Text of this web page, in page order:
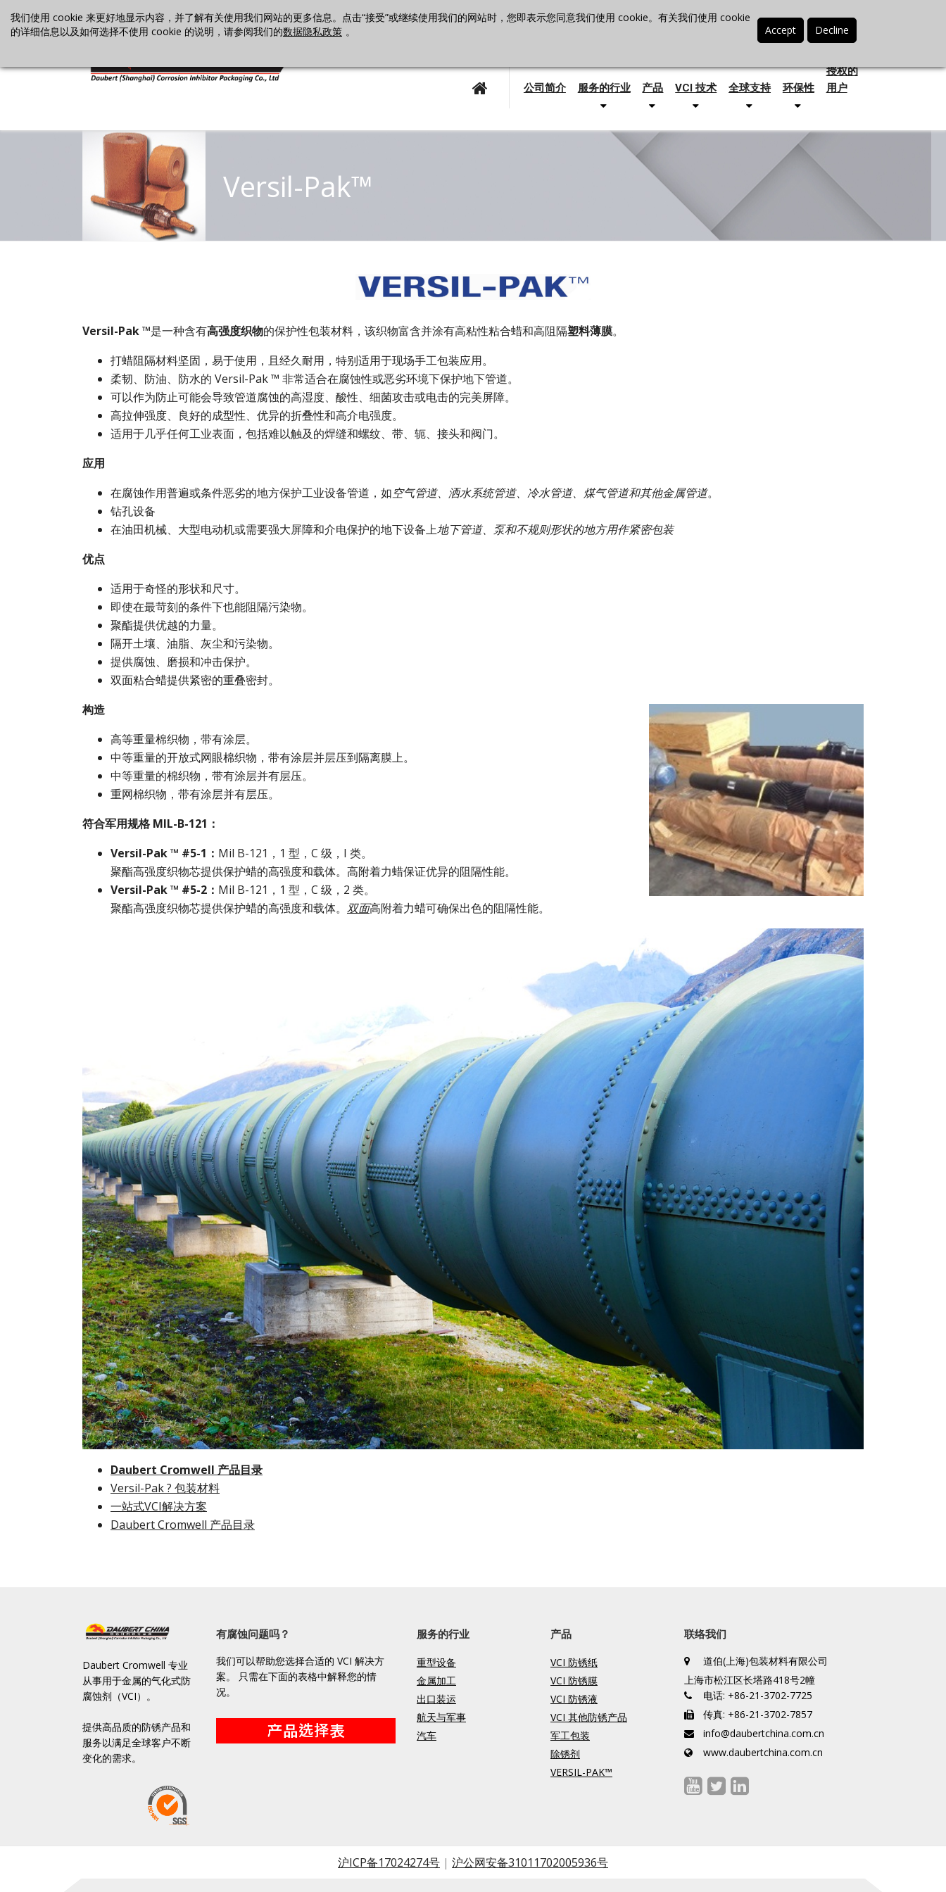
我们使用 cookie 来更好地显示内容，并了解有关使用我们网站的更多信息。点击“接受”或继续使用我们的网站时，您即表示您同意我们使用 cookie。有关我们使用 cookie
的详细信息以及如何选择不使用 cookie 的说明，请参阅我们的数据隐私政策 。
联络我们 搜索 最新消息
公司简介 服务的行业 产品 VCI 技术 全球支持 环保性
授权的
用户
Versil-Pak™
Versil-Pak ™是一种含有高强度织物的保护性包装材料，该织物富含并涂有高粘性粘合蜡和高阻隔塑料薄膜。
打蜡阻隔材料坚固，易于使用，且经久耐用，特别适用于现场手工包装应用。
柔韧、防油、防水的 Versil-Pak ™ 非常适合在腐蚀性或恶劣环境下保护地下管道。
可以作为防止可能会导致管道腐蚀的高湿度、酸性、细菌攻击或电击的完美屏障。
高拉伸强度、良好的成型性、优异的折叠性和高介电强度。
适用于几乎任何工业表面，包括难以触及的焊缝和螺纹、带、轭、接头和阀门。
应用
在腐蚀作用普遍或条件恶劣的地方保护工业设备管道，如空气管道、洒水系统管道、冷水管道、煤气管道和其他金属管道。
钻孔设备
在油田机械、大型电动机或需要强大屏障和介电保护的地下设备上地下管道、泵和不规则形状的地方用作紧密包装
优点
适用于奇怪的形状和尺寸。
即使在最苛刻的条件下也能阻隔污染物。
聚酯提供优越的力量。
隔开土壤、油脂、灰尘和污染物。
提供腐蚀、磨损和冲击保护。
双面粘合蜡提供紧密的重叠密封。
构造
高等重量棉织物，带有涂层。
中等重量的开放式网眼棉织物，带有涂层并层压到隔离膜上。
中等重量的棉织物，带有涂层并有层压。
重网棉织物，带有涂层并有层压。
符合军用规格 MIL-B-121：
Versil-Pak ™ #5-1： Mil B-121，1 型，C 级，I 类。
聚酯高强度织物芯提供保护蜡的高强度和载体。高附着力蜡保证优异的阻隔性能。
Versil-Pak ™ #5-2： Mil B-121，1 型，C 级，2 类。
聚酯高强度织物芯提供保护蜡的高强度和载体。 双面高附着力蜡可确保出色的阻隔性能。
Daubert Cromwell 产品目录
Versil-Pak ? 包装材料
一站式VCI解决方案
Daubert Cromwell 产品目录
Daubert Cromwell 专业
从事用于金属的气化式防
腐蚀剂（VCI）。
提供高品质的防锈产品和
服务以满足全球客户不断
变化的需求。
有腐蚀问题吗？
我们可以帮助您选择合适的 VCI 解决方
案。 只需在下面的表格中解释您的情
况。
服务的行业
重型设备
金属加工
出口装运
航天与军事
汽车
产品
VCI 防锈纸
VCI 防锈膜
VCI 防锈液
VCI 其他防锈产品
军工包装
除锈剂
VERSIL-PAK™
联络我们
道伯(上海)包装材料有限公司
上海市松江区长塔路418号2幢
电话: +86-21-3702-7725
传真: +86-21-3702-7857
info@daubertchina.com.cn
www.daubertchina.com.cn
沪ICP备17024274号 | 沪公网安备31011702005936号